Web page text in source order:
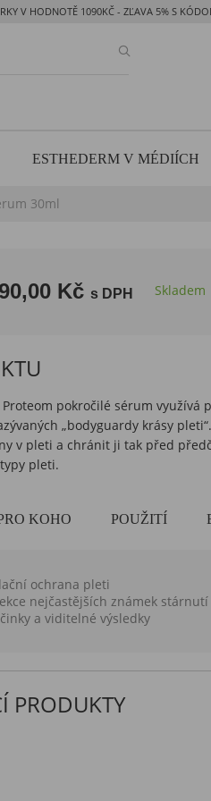
V HODNOTĚ 1090KČ - ZĽAVA 5% S
ESTHEDERM V MÉDIÍCH
30ml
Kčs DPH Skladem
pokročilé sérum
„bodyguardy krásy
v pleti a chránit ji tak před
pleti.
KOHO POUŽITÍ
ochrana pleti
nejčastějších známek
a viditelné výsledky
PRODUKTY